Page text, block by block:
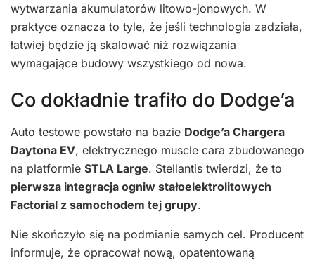
wytwarzania akumulatorów litowo-jonowych. W
praktyce oznacza to tyle, że jeśli technologia zadziała,
łatwiej będzie ją skalować niż rozwiązania
wymagające budowy wszystkiego od nowa.
Co dokładnie trafiło do Dodge’a
Auto testowe powstało na bazie Dodge’a Chargera
Daytona EV, elektrycznego muscle cara zbudowanego
na platformie STLA Large. Stellantis twierdzi, że to
pierwsza integracja ogniw stałoelektrolitowych
Factorial z samochodem tej grupy.
Nie skończyło się na podmianie samych cel. Producent
informuje, że opracował nową, opatentowaną